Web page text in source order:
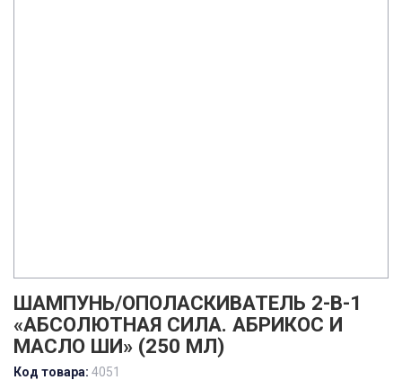
ШАМПУНЬ/ОПОЛАСКИВАТЕЛЬ 2-В-1
«АБСОЛЮТНАЯ СИЛА. АБРИКОС И
МАСЛО ШИ» (250 МЛ)
Код товара: 4051